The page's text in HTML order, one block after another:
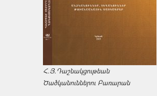
Հ.Յ.Դաշնակցութեան
Ծածկանուններու Բառարան